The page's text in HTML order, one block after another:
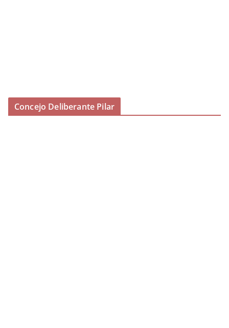
Concejo Deliberante Pilar